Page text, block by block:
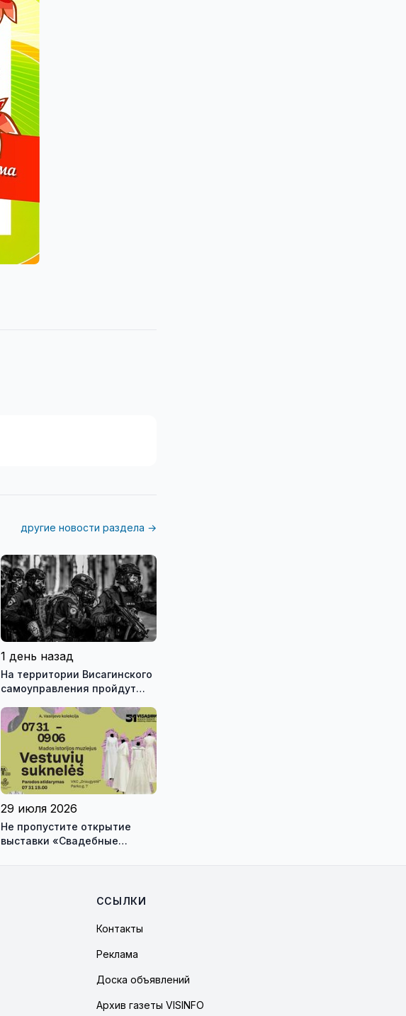
другие новости раздела →
1 день назад
На территории Висагинского
самоуправления пройдут
антитеррористические
учения «Baltic Shadow»
29 июля 2026
Не пропустите открытие
выставки «Свадебные
ССЫЛКИ
Контакты
Реклама
Доска объявлений
Архив газеты VISINFO